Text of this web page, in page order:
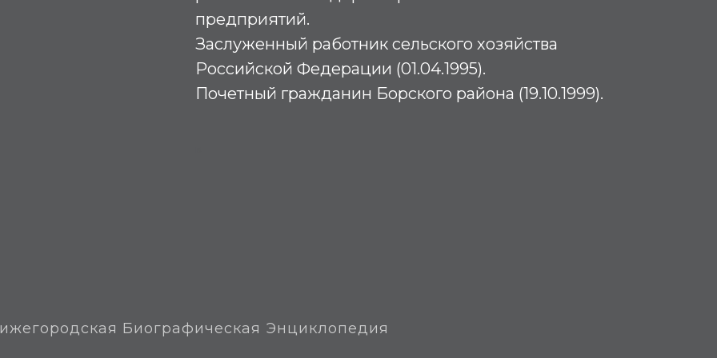
предприятий.
Заслуженный работник сельского хозяйства
Российской Федерации (01.04.1995).
Почетный гражданин Борского района (19.10.1999).
Биографическая Энциклопедия